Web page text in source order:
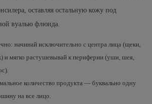
оставляя остальную кожу под
вуалью флюида.
начинай исключительно с центра лица (щеки,
и мягко растушевывай к периферии (уши, шея,
количество продукта — буквально одну
на все лицо.